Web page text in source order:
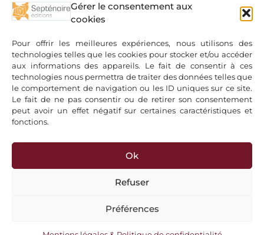
Gérer le consentement aux
cookies
Pour offrir les meilleures expériences, nous utilisons des
technologies telles que les cookies pour stocker et/ou accéder
aux informations des appareils. Le fait de consentir à ces
technologies nous permettra de traiter des données telles que
le comportement de navigation ou les ID uniques sur ce site.
Le fait de ne pas consentir ou de retirer son consentement
peut avoir un effet négatif sur certaines caractéristiques et
fonctions.
Ok
Refuser
Préférences
Auteurs
Espace libraires
Nous contacter
Conditions Générales de
Vente
Mentions légales & Politique
de confidentialité
+ Bancontact, Klarna, Paypal